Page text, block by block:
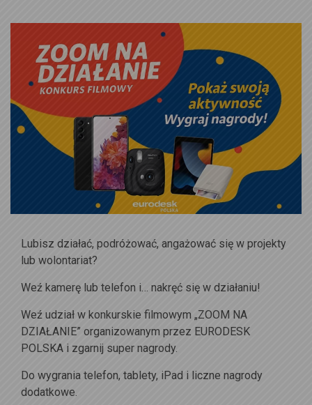
Lubisz działać, podróżować, angażować się w projekty
lub wolontariat?
Weź kamerę lub telefon i… nakręć się w działaniu!
Weź udział w konkurskie filmowym „ZOOM NA
DZIAŁANIE” organizowanym przez EURODESK
POLSKA i zgarnij super nagrody.
Do wygrania telefon, tablety, iPad i liczne nagrody
dodatkowe.